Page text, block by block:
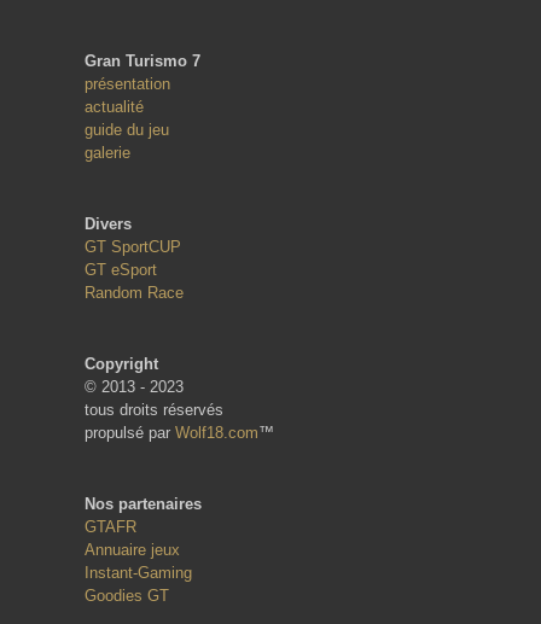
Gran Turismo 7
présentation
actualité
guide du jeu
galerie
Divers
GT SportCUP
GT eSport
Random Race
Copyright
© 2013 - 2023
tous droits réservés
propulsé par Wolf18.com™
Nos partenaires
GTAFR
Annuaire jeux
Instant-Gaming
Goodies GT